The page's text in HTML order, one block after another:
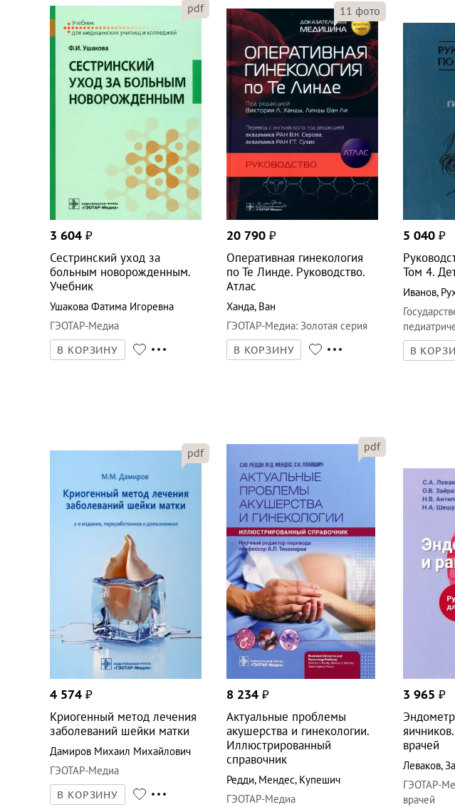
pdf
3 604 ₽
Сестринский уход за
больным новорожденным.
Учебник
Ушакова Фатима Игоревна
ГЭОТАР-Медиа
В КОРЗИНУ
11 фото
20 790₽
Оперативная гинекология
по Те Линде. Руководство.
Атлас
Ханда, Ван
ГЭОТАР-Медиа: Золотая серия
В КОРЗИНУ
5 040₽
Том 4.
Иванов,
В
pdf
4 574 ₽
Криогенный метод лечения
заболеваний шейки матки
Дамиров Михаил Михайлович
ГЭОТАР-Медиа
В КОРЗИНУ
pdf
8 234₽
Актуальные проблемы
акушерства и гинекологии.
Иллюстрированный
справочник
Редди, Мендес, Купешич
ГЭОТАР-Медиа
3 965 ₽
врачей
Леваков,
ГЭОТАР-
врачей